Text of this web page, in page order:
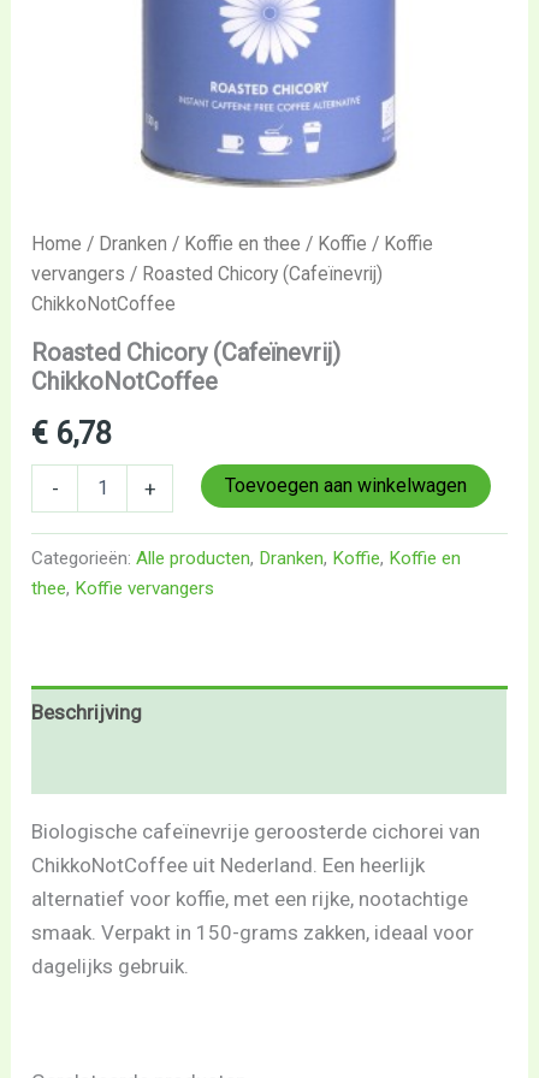
Home / Dranken / Koffie en thee / Koffie / Koffie
vervangers / Roasted Chicory (Cafeïnevrij)
ChikkoNotCoffee
Roasted Chicory (Cafeïnevrij)
ChikkoNotCoffee
€ 6,78
- + Toevoegen aan winkelwagen
Categorieën:Alle producten, Dranken, Koffie, Koffie en
thee, Koffie vervangers
Beschrijving
Biologische cafeïnevrije geroosterde cichorei van
ChikkoNotCoffee uit Nederland. Een heerlijk
alternatief voor koffie, met een rijke, nootachtige
smaak. Verpakt in 150-grams zakken, ideaal voor
dagelijks gebruik.